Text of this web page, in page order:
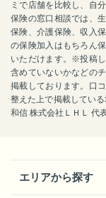
ミで店舗を比較し、自
保険の窓口相談では、
保険、介護保険、収入
の保険加入はもちろん
いただけます。※投稿
含めていないかなどの
掲載しております。口
整えた上で掲載してい
和信 株式会社ＬＨＬ 代
エリアから探す